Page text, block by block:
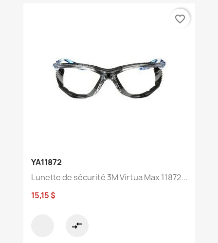
YA11872
Lunette de sécurité 3M Virtua Max 11872...
15,15 $
compare_arrows
favorite_border